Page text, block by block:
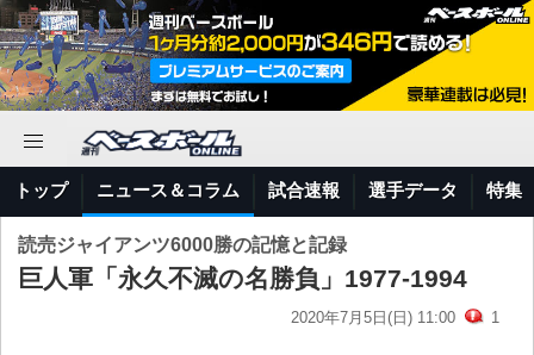
トップ ニュース＆コラム 試合速報 選手データ 特集
読売ジャイアンツ6000勝の記憶と記録
巨人軍「永久不滅の名勝負」1977-1994
2020年7月5日(日) 11:00 1